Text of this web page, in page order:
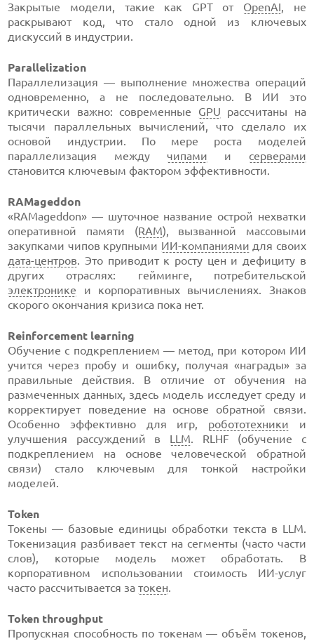
Закрытые модели, такие как GPT от OpenAI, не
раскрывают код, что стало одной из ключевых
дискуссий в индустрии.
Parallelization
Параллелизация — выполнение множества операций
одновременно, а не последовательно. В ИИ это
критически важно: современные GPU рассчитаны на
тысячи параллельных вычислений, что сделало их
основой индустрии. По мере роста моделей
параллелизация между чипами и серверами
становится ключевым фактором эффективности.
RAMageddon
«RAMageddon» — шуточное название острой нехватки
оперативной памяти (RAM), вызванной массовыми
закупками чипов крупными ИИ-компаниями для своих
дата-центров. Это приводит к росту цен и дефициту в
других отраслях: гейминге, потребительской
электронике и корпоративных вычислениях. Знаков
скорого окончания кризиса пока нет.
Reinforcement learning
Обучение с подкреплением — метод, при котором ИИ
учится через пробу и ошибку, получая «награды» за
правильные действия. В отличие от обучения на
размеченных данных, здесь модель исследует среду и
корректирует поведение на основе обратной связи.
Особенно эффективно для игр, робототехники и
улучшения рассуждений в LLM. RLHF (обучение с
подкреплением на основе человеческой обратной
связи) стало ключевым для тонкой настройки
моделей.
Token
Токены — базовые единицы обработки текста в LLM.
Токенизация разбивает текст на сегменты (часто части
слов), которые модель может обработать. В
корпоративном использовании стоимость ИИ-услуг
часто рассчитывается затокен.
Token throughput
Пропускная способность по токенам — объём токенов,